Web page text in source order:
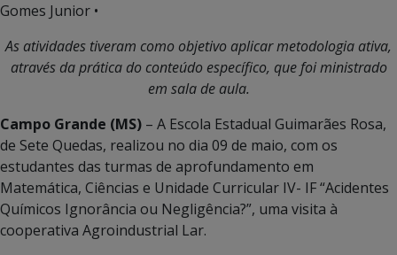
Gomes Junior •
As atividades tiveram como objetivo aplicar metodologia ativa,
através da prática do conteúdo específico, que foi ministrado
em sala de aula.
Campo Grande (MS) – A Escola Estadual Guimarães Rosa,
de Sete Quedas, realizou no dia 09 de maio, com os
estudantes das turmas de aprofundamento em
Matemática, Ciências e Unidade Curricular IV- IF “Acidentes
Químicos Ignorância ou Negligência?”, uma visita à
cooperativa Agroindustrial Lar.